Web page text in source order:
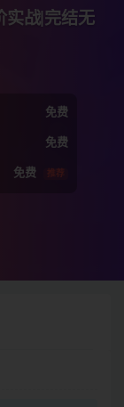
实战|完结无
免费
免费
免费 推荐